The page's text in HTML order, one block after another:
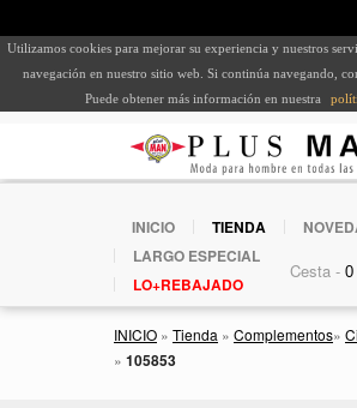
Utilizamos cookies para mejorar su experiencia y nuestros
navegación en nuestro sitio web. Si continúa navegando,
Puede obtener más información en nuestra
INICIO TIENDA
LARGO ESPECIAL
LO+REBAJADO
Cesta -
INICIO » Tienda » Complementos»
» 105853